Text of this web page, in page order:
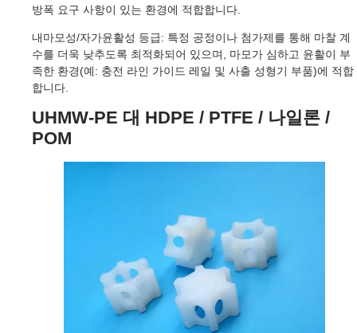
방폭 요구 사항이 있는 환경에 적합합니다.
내마모성/자가윤활성 등급: 특정 공정이나 첨가제를 통해 마찰 계
수를 더욱 낮추도록 최적화되어 있으며, 마모가 심하고 윤활이 부
족한 환경(예: 충전 라인 가이드 레일 및 사출 성형기 부품)에 적합
합니다.
UHMW-PE 대 HDPE / PTFE / 나일론 /
POM